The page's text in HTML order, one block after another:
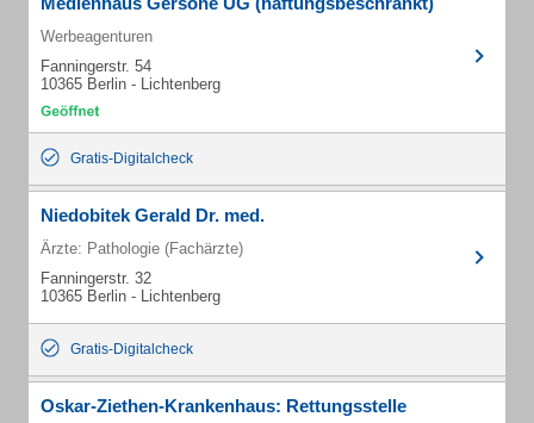
Werbeagenturen
Fanningerstr. 54
10365 Berlin - Lichtenberg
Gratis-Digitalcheck
Niedobitek Gerald Dr. med.
Ärzte: Pathologie (Fachärzte)
Fanningerstr. 32
10365 Berlin - Lichtenberg
Gratis-Digitalcheck
Oskar-Ziethen-Krankenhaus: Rettungsstelle